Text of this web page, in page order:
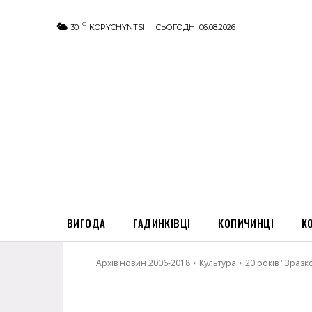
30 C KOPYCHYNTSI СЬОГОДНІ 06.08.2026
ВИГОДА ГАДИНКІВЦІ КОПИЧИНЦІ
Архів новин 2006-2018 Культура 20 років